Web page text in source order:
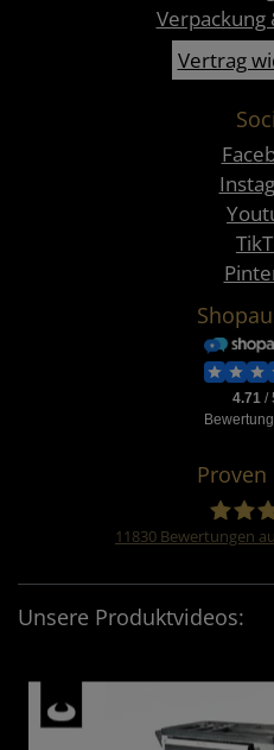
Verpackung
Vertrag
Proven
Four
11830 Bewertungen
Unsere Produktvideos: